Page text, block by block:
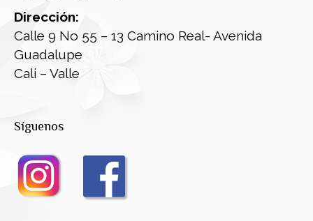
Dirección:
Calle 9 No 55 – 13 Camino Real- Avenida
Guadalupe
Cali – Valle
Síguenos